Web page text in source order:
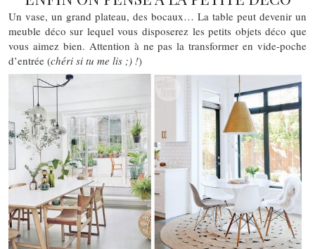
Un vase, un grand plateau, des bocaux… La table peut devenir un
meuble déco sur lequel vous disposerez les petits objets déco que
vous aimez bien. Attention à ne pas la transformer en vide-poche
d’entrée (chéri si tu me lis ;) !)